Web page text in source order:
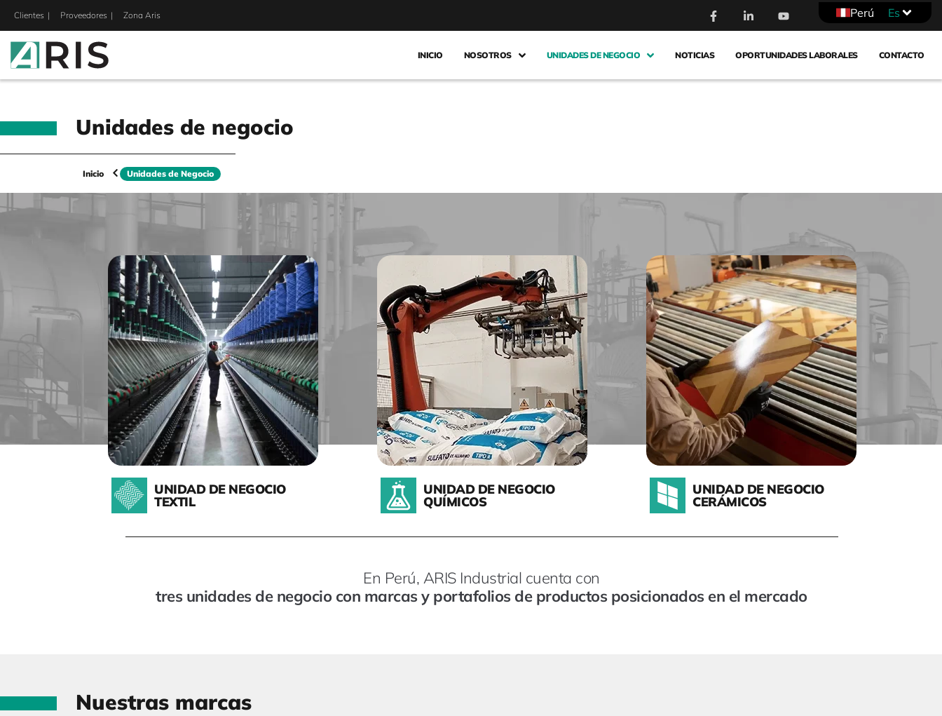
Clientes Proveedores Zona Aris Perú Es
INICIO NOSOTROS UNIDADES DE NEGOCIO NOTICIAS OPORTUNIDADES LABORALES CONTACTO
Unidades de negocio
Inicio Unidades de Negocio
UNIDAD DE NEGOCIO
TEXTIL
UNIDAD DE NEGOCIO
QUÍMICOS
UNIDAD DE NEGOCIO
CERÁMICOS
En Perú, ARIS Industrial cuenta con
tres unidades de negocio con marcas y portafolios de productos posicionados en el mercado
Nuestras marcas